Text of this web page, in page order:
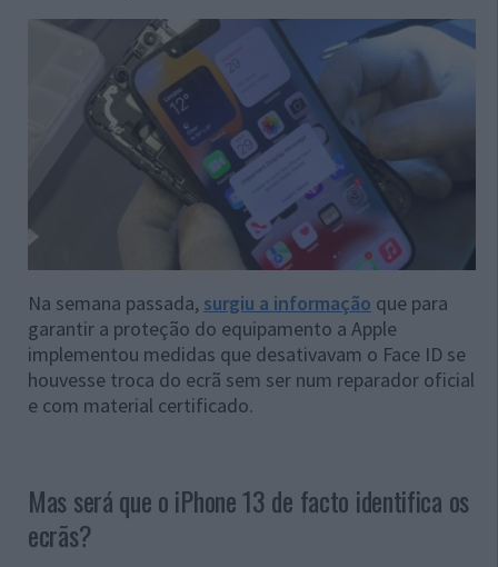
Na semana passada, surgiu a informação que para
garantir a proteção do equipamento a Apple
implementou medidas que desativavam o Face ID se
houvesse troca do ecrã sem ser num reparador oficial
e com material certificado.
Mas será que o iPhone 13 de facto identifica os
ecrãs?